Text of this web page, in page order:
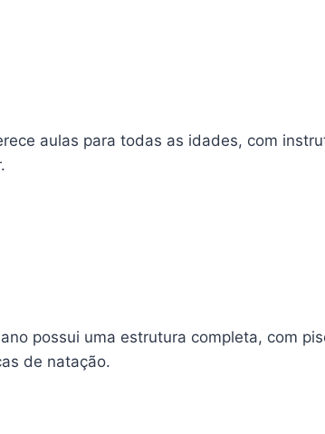
aulas para todas as idades, com
possui uma estrutura completa, com
de natação.